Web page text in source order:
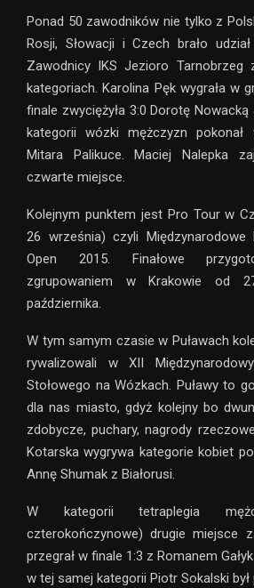
Ponad 50 zawodników nie tylko z
Rosji, Słowacji i Czech brało
Zawodnicy IKS Jezioro Tarnobrzeg
kategoriach. Karolina Pęk wygrała w
finale zwyciężyła 3:0 Dorotę
kategorii wózki mężczyzn
Mitara Palikuce. Maciej Nalepka
czwarte miejsce.
Kolejnym punktem jest Pro Tour w
26 września) czyli Międzynarodowe
Open 2015. Finałowe
zgrupowaniem w Krakowie od
października.
W tym samym czasie w Puławach
rywalizowali w XII
Stołowego na Wózkach. Puławy to
dla nas miasto, gdyż kolejny bo
zdobycze, puchary, nagrody
Kotarska wygrywa kategorie kobiet
Annę Shumak z Białorusi.
W kategorii tetraplegia
czterokończynowe) drugie miejsce
przegrał w finale 1:3 z Romanem
w tej samej kategorii Piotr Sokalski był